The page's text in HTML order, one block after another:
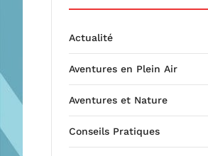
Actualité
Aventures en Plein Air
Aventures et Nature
Conseils Pratiques